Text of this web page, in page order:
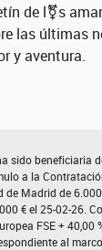
de l⚧s
las últimas
y aventura.
sido beneficiaria
a la
de Madrid de
€ el 25-02-26.
FSE + 40,00
al